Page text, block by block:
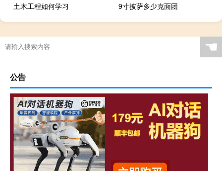
土木工程如何学习
9寸披萨多少克面团
厦门水族市场
minemc攻略
托福分数怎样算合格
☚
公告